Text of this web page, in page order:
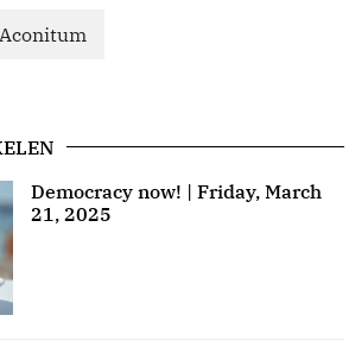
Democracy now! | Friday, March
21, 2025